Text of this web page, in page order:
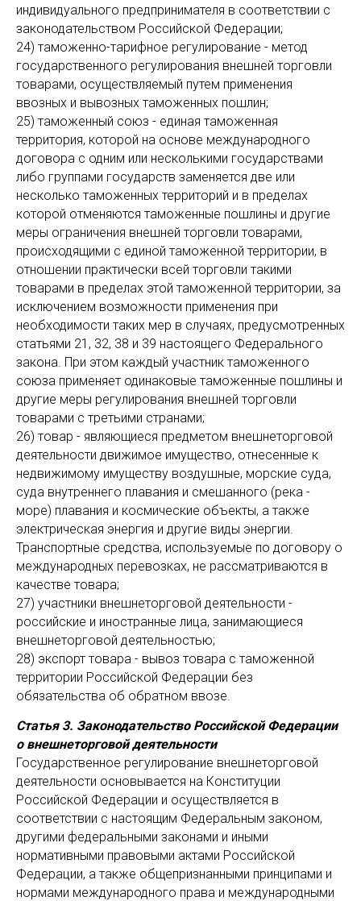
индивидуального предпринимателя в соответствии с
законодательством Российской Федерации;
24) таможенно-тарифное регулирование - метод
государственного регулирования внешней торговли
товарами, осуществляемый путем применения
ввозных и вывозных таможенных пошлин;
25) таможенный союз - единая таможенная
территория, которой на основе международного
договора с одним или несколькими государствами
либо группами государств заменяется две или
несколько таможенных территорий и в пределах
которой отменяются таможенные пошлины и другие
меры ограничения внешней торговли товарами,
происходящими с единой таможенной территории, в
отношении практически всей торговли такими
товарами в пределах этой таможенной территории, за
исключением возможности применения при
необходимости таких мер в случаях, предусмотренных
статьями 21, 32, 38 и 39 настоящего Федерального
закона. При этом каждый участник таможенного
союза применяет одинаковые таможенные пошлины и
другие меры регулирования внешней торговли
товарами с третьими странами;
26) товар - являющиеся предметом внешнеторговой
деятельности движимое имущество, отнесенные к
недвижимому имуществу воздушные, морские суда,
суда внутреннего плавания и смешанного (река -
море) плавания и космические объекты, а также
электрическая энергия и другие виды энергии.
Транспортные средства, используемые по договору о
международных перевозках, не рассматриваются в
качестве товара;
27) участники внешнеторговой деятельности -
российские и иностранные лица, занимающиеся
внешнеторговой деятельностью;
28) экспорт товара - вывоз товара с таможенной
территории Российской Федерации без
обязательства об обратном ввозе.
Статья 3. Законодательство Российской Федерации
о внешнеторговой деятельности
Государственное регулирование внешнеторговой
деятельности основывается на Конституции
Российской Федерации и осуществляется в
соответствии с настоящим Федеральным законом,
другими федеральными законами и иными
нормативными правовыми актами Российской
Федерации, а также общепризнанными принципами и
нормами международного права и международными